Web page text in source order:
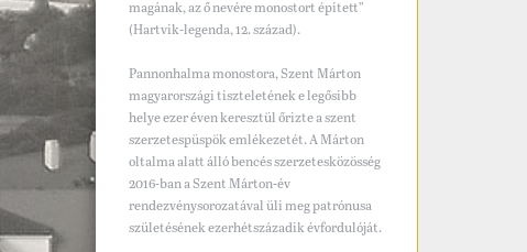
magának, az ő nevére monostort épített”
(Hartvik-legenda, 12. század).
Pannonhalma monostora, Szent Márton
magyarországi tiszteletének e legősibb
helye ezer éven keresztül őrizte a szent
szerzetespüspök emlékezetét. A Márton
oltalma alatt álló bencés szerzetesközösség
2016-ban a Szent Márton-év
rendezvénysorozatával üli meg patrónusa
születésének ezerhétszázadik évfordulóját.